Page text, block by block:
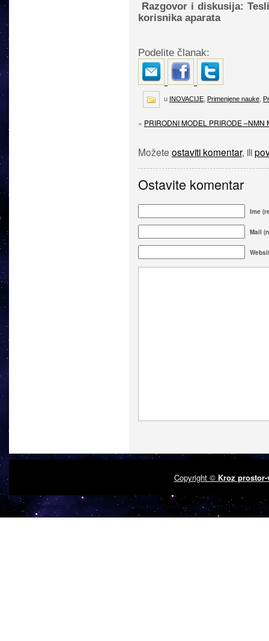
Razgovor i diskusija:
korisnika aparata
Podelite članak:
u INOVACIJE Primenjene nauke
« PRIRODNI MODEL PRIRODE –NMN
Možete ostaviti komentar, ili
Ostavite komentar
Ime
Mail
Copyright © Kroz prostor-
Powered by WordPress | Designed by: Premium Free WordPress Themes |